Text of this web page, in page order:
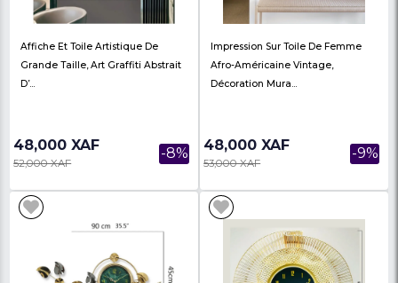
ART MURAL
25,000 XAF
29,000 XAF
-14%
Décoration Mural